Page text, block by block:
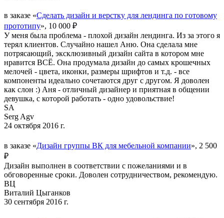
в заказе «Сделать дизайн и верстку для лендинга по готовому
прототипу», 10 000 ₽
У меня была проблема - плохой дизайн лендинга. Из за этого я
терял клиентов. Случайно нашел Аню. Она сделала мне
потрясающий, эксклюзивный дизайн сайта в котором мне
нравится ВСЁ. Она продумала дизайн до самых крошечных
мелочей - цвета, иконки, размеры шрифтов и т.д. - все
компоненты идеально сочетаются друг с другом. Я доволен
как слон :) Аня - отличный дизайнер и приятная в общении
девушка, с которой работать - одно удовольствие!
SA
Serg Agv
24 октября 2016 г.
в заказе «Дизайн группы ВК для мебельной компании», 2 500
₽
Дизайн выполнен в соответствии с пожеланиями и в
обговоренные сроки. Доволен сотрудничеством, рекомендую.
ВЦ
Виталий Цыганков
30 сентября 2016 г.